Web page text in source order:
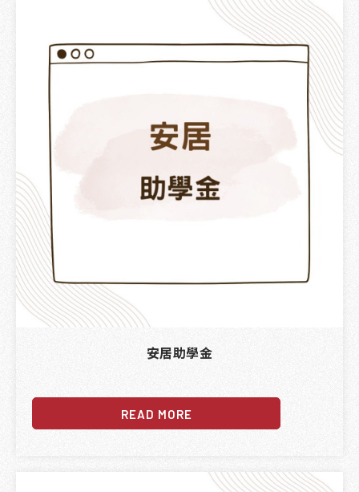
安居助學金
READ MORE